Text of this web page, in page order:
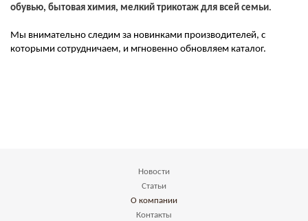
обувью, бытовая химия, мелкий трикотаж для всей семьи.
Мы внимательно следим за новинками производителей, с
которыми сотрудничаем, и мгновенно обновляем каталог.
Новости
Статьи
О компании
Контакты